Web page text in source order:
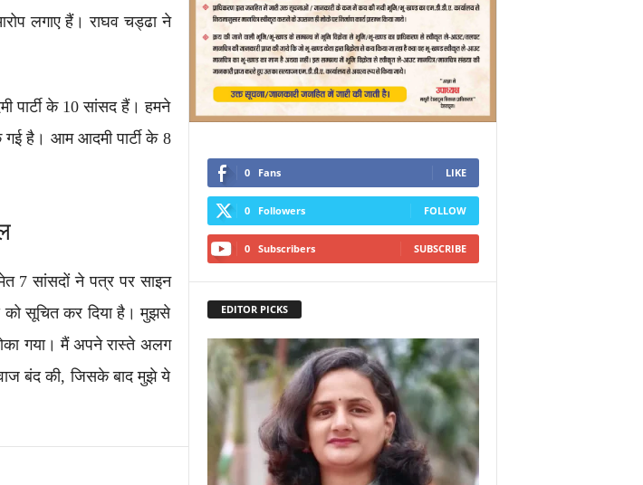
लगाए हैं। राघव चड्ढा ने
के 10 सांसद हैं। हमने
गई है। आम आदमी पार्टी के 8
7 सांसदों ने पत्र पर साइन
को सूचित कर दिया है। मुझसे
गया। मैं अपने रास्ते अलग
बंद की, जिसके बाद मुझे ये
0 Fans LIKE
0 Followers FOLLOW
0 Subscribers SUBSCRIBE
EDITOR PICKS